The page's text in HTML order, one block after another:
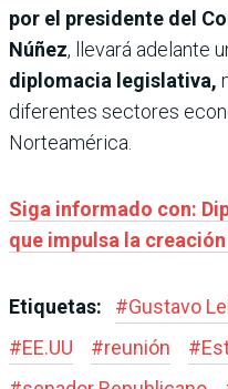
por el presidente del
Núñez, llevará adelante
diplomacia legislativa,
diferentes sectores
Norteamérica.
Siga informado con:
que impulsa la
Etiquetas: #Gustavo
#EE.UU #reunión #